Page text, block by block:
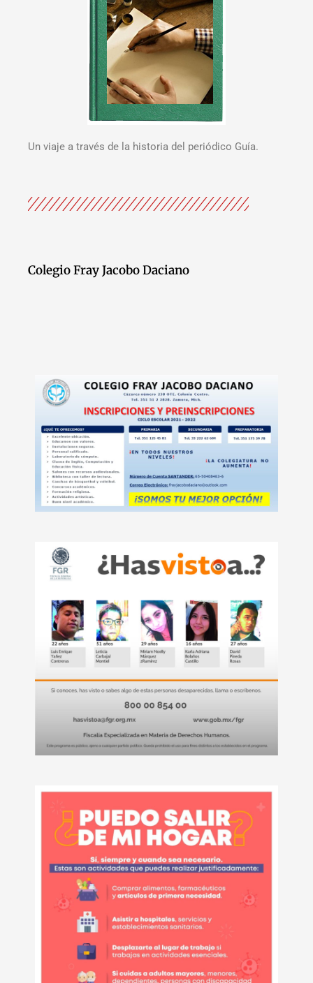
Un viaje a través de la historia del periódico Guía.
Colegio Fray Jacobo Daciano